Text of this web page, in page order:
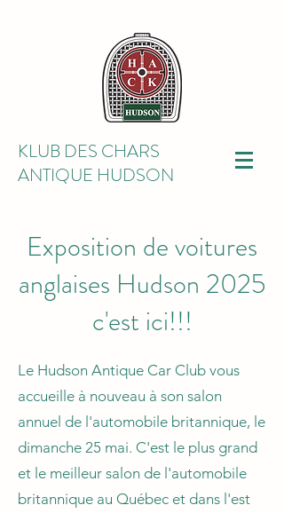
KLUB DES CHARS
ANTIQUE HUDSON
Exposition de voitures
anglaises Hudson 2025
c'est ici!!!
Le Hudson Antique Car Club vous
accueille à nouveau à son salon
annuel de l'automobile britannique, le
dimanche 25 mai. C'est le plus grand
et le meilleur salon de l'automobile
britannique au Québec et dans l'est